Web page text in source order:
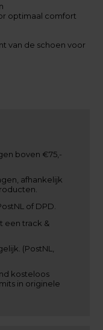
optimaal comfort
van de schoen voor
boven €75,-
afhankelijk
of DPD.
een track &
(PostNL,
kosteloos
in originele